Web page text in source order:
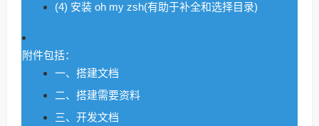
(4) 安装 oh my zsh(有助于补全和选择目录)
附件包括：
一、搭建文档
二、搭建需要资料
三、开发文档